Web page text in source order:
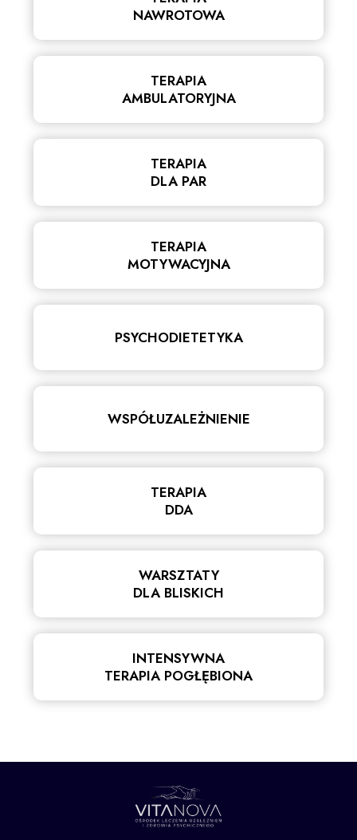
NAWROTOWA
TERAPIA
AMBULATORYJNA
TERAPIA
DLA PAR
TERAPIA
MOTYWACYJNA
PSYCHODIETETYKA
WSPÓŁUZALEŻNIENIE
TERAPIA
DDA
WARSZTATY
DLA BLISKICH
INTENSYWNA
TERAPIA POGŁĘBIONA